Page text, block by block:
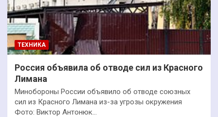
ТЕХНИКА
Россия объявила об отводе сил из Красного
Лимана
Минобороны России объявило об отводе союзных
сил из Красного Лимана из-за угрозы окружения
Фото: Виктор Антонюк…